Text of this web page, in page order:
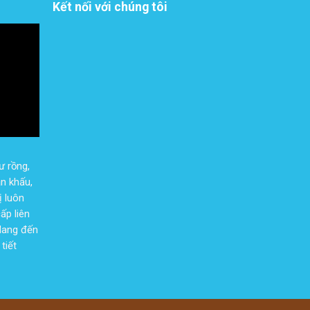
rồng,
khấu,
luôn
liên
đến
tiết
Kết nối với chúng tôi